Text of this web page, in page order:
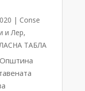
| Conse
и Лер,
ТАБЛА